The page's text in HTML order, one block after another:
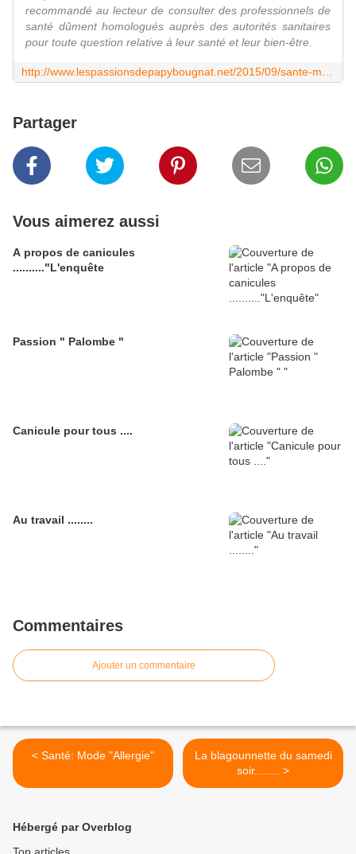
recommandé au lecteur de consulter des professionnels de
santé dûment homologués auprès des autorités sanitaires
pour toute question relative à leur santé et leur bien-être.
Partager
Vous aimerez aussi
A propos de canicules
.........."L'enquête
Passion " Palombe "
Canicule pour tous ....
Au travail ........
Commentaires
Ajouter un commentaire
< Santé: Mode "Allergie"
La blagounnette du samedi
soir........ >
Hébergé par Overblog